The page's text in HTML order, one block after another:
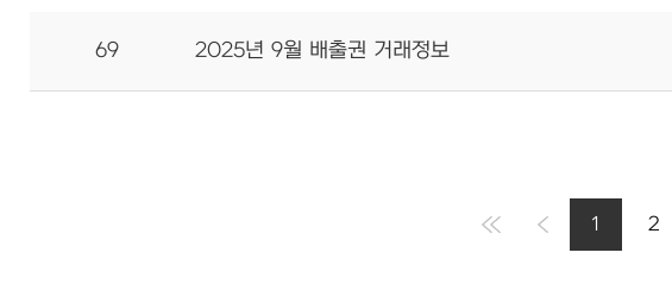
69 2025년 9월 배출권 거래정보
1 2